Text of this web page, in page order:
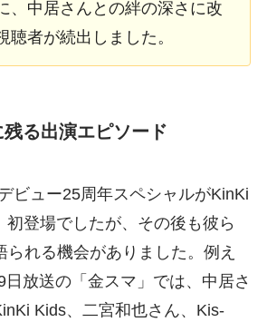
、中居さんとの絆の深さに改
聴者が続出しました。
る出演エピソード
ビュー25周年スペシャルがKinKi
初登場でしたが、その後も彼ら
られる機会がありました。例え
放送の「金スマ」では、中居さ
Kids、二宮和也さん、Kis-